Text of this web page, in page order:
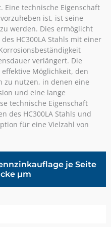
technische Eigenschaft
ist, ist seine
werden. Dies ermöglicht
HC300LA Stahls mit einer
verlängert. Die
Möglichkeit, den
zu nutzen, in denen eine
und eine lange
technische Eigenschaft
des HC300LA Stahls und
für eine Vielzahl von
je Seite
µm